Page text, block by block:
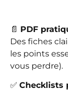
📄 PDF
Des fiches
les points
vous perdre).
✅ Checklists